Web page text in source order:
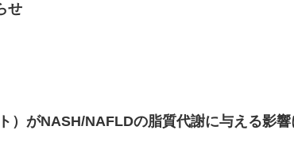
せ
がNASH/NAFLDの脂質代謝に与える影